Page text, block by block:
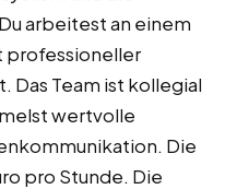
arbeitest an einem
professioneller
Das Team ist kollegial
wertvolle
Die
pro Stunde. Die